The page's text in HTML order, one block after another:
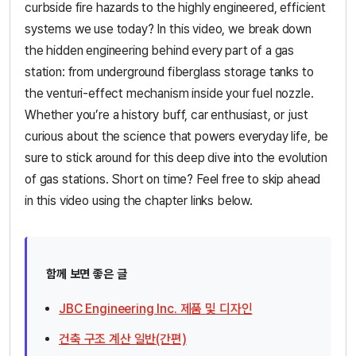
curbside fire hazards to the highly engineered, efficient
systems we use today? In this video, we break down
the hidden engineering behind every part of a gas
station: from underground fiberglass storage tanks to
the venturi-effect mechanism inside your fuel nozzle.
Whether you’re a history buff, car enthusiast, or just
curious about the science that powers everyday life, be
sure to stick around for this deep dive into the evolution
of gas stations. Short on time? Feel free to skip ahead
in this video using the chapter links below.
함께 보면 좋은 글
JBC Engineering Inc. 제품 및 디자인
건축 구조 계산 일반(간편)